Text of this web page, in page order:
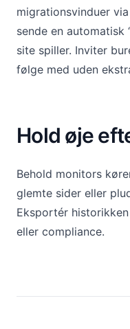
migrationsvinduer
sende en automatisk
site spiller. Inviter
følge med uden
Hold øje
Behold monitors
glemte sider eller
Eksportér
eller compliance.